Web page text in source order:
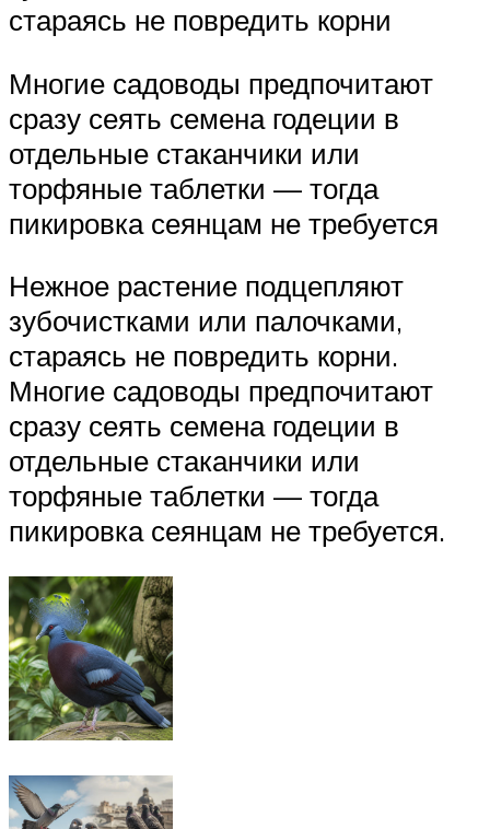
стараясь не повредить корни
Многие садоводы предпочитают
сразу сеять семена годеции в
отдельные стаканчики или
торфяные таблетки — тогда
пикировка сеянцам не требуется
Нежное растение подцепляют
зубочистками или палочками,
стараясь не повредить корни.
Многие садоводы предпочитают
сразу сеять семена годеции в
отдельные стаканчики или
торфяные таблетки — тогда
пикировка сеянцам не требуется.